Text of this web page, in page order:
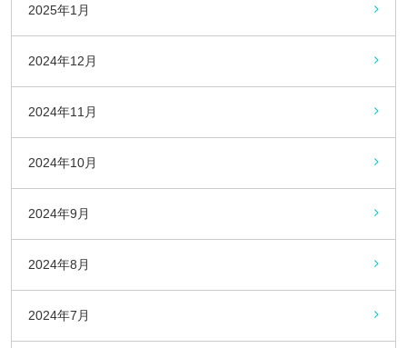
2025年1月
2024年12月
2024年11月
2024年10月
2024年9月
2024年8月
2024年7月